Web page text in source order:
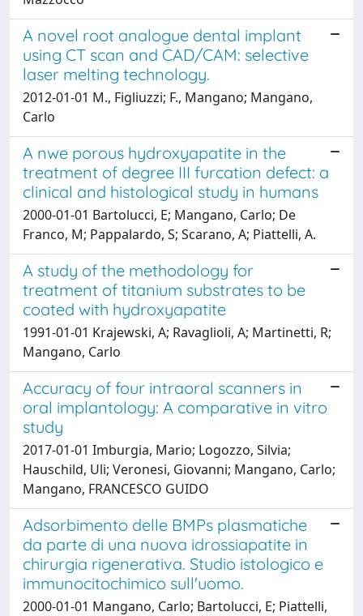
A novel root analogue dental implant
using CT scan and CAD/CAM: selective
laser melting technology.
2012-01-01 M., Figliuzzi; F., Mangano; Mangano,
Carlo
A nwe porous hydroxyapatite in the
treatment of degree III furcation defect: a
clinical and histological study in humans
2000-01-01 Bartolucci, E; Mangano, Carlo; De
Franco, M; Pappalardo, S; Scarano, A; Piattelli, A.
A study of the methodology for
treatment of titanium substrates to be
coated with hydroxyapatite
1991-01-01 Krajewski, A; Ravaglioli, A; Martinetti, R;
Mangano, Carlo
Accuracy of four intraoral scanners in
oral implantology: A comparative in vitro
study
2017-01-01 Imburgia, Mario; Logozzo, Silvia;
Hauschild, Uli; Veronesi, Giovanni; Mangano, Carlo;
Mangano, FRANCESCO GUIDO
Adsorbimento delle BMPs plasmatiche
da parte di una nuova idrossiapatite in
chirurgia rigenerativa. Studio istologico e
immunocitochimico sull'uomo.
2000-01-01 Mangano, Carlo; Bartolucci, E; Piattelli,